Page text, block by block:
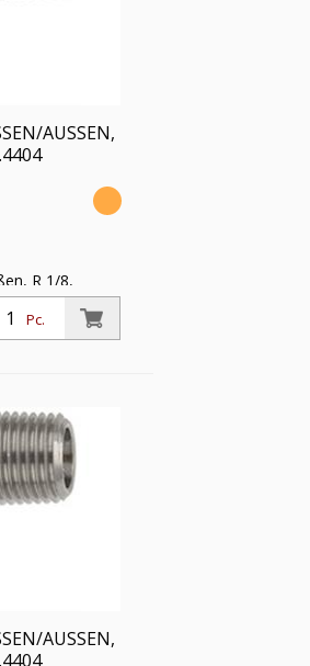
AUSSEN, R
R 1/8,
bar,
bis 150 °C,
Pc.
AUSSEN, R